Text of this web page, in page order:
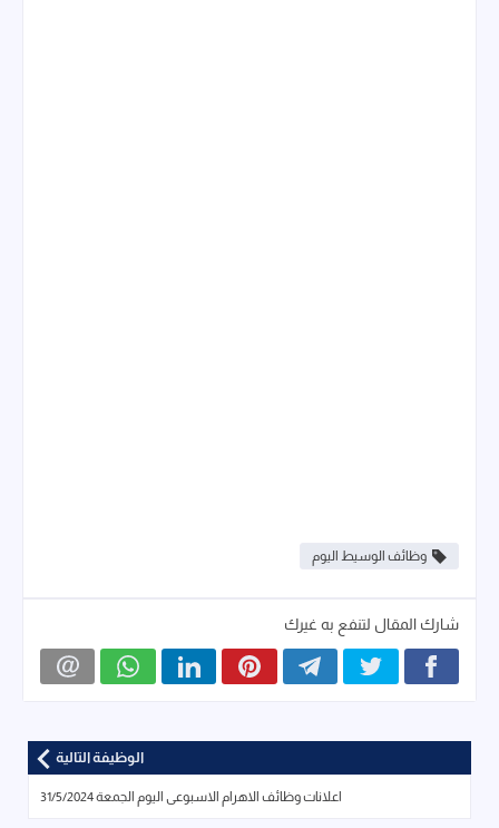
وظائف الوسيط اليوم
شارك المقال لتنفع به غيرك
الوظيفة التالية
اعلانات وظائف الاهرام الاسبوعى اليوم الجمعة 31/5/2024